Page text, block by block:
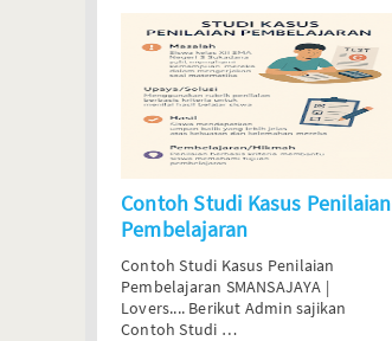
Contoh Studi Kasus Penilaian
Pembelajaran
Contoh Studi Kasus Penilaian
Pembelajaran SMANSAJAYA |
Lovers.... Berikut Admin sajikan
Contoh Studi …